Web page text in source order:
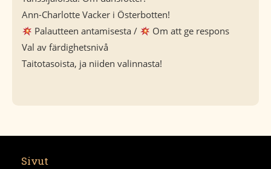
Ann-Charlotte Vacker i Österbotten!
Palautteen antamisesta /
Om att ge respons
Val av färdighetsnivå
Taitotasoista, ja niiden valinnasta!
Sivut